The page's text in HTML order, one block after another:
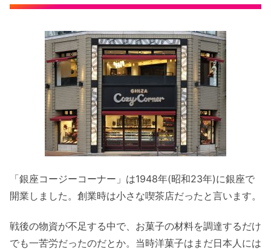
「銀座コージーコーナー」は1948年(昭和23年)に銀座で
開業しました。創業時は小さな喫茶店だったと言います。
戦後の物資が不足する中で、お菓子の材料を調達するだけ
でも一苦労だったのだとか。当時洋菓子はまだ日本人には